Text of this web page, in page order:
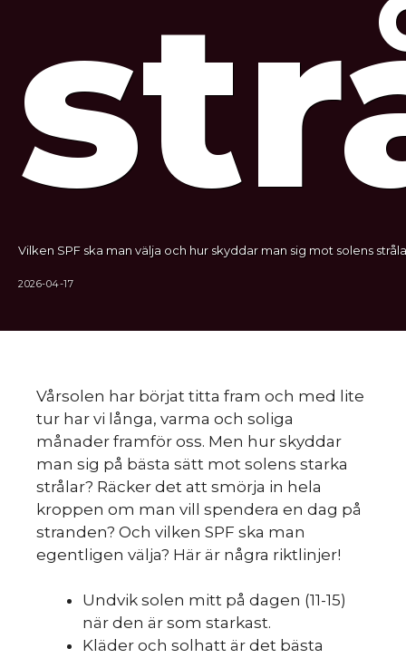
Vilken SPF ska man välja och hur skyddar man sig mot solens
2026-04-17
Vårsolen har börjat titta fram och med lite
tur har vi långa, varma och soliga
månader framför oss. Men hur skyddar
man sig på bästa sätt mot solens starka
strålar? Räcker det att smörja in hela
kroppen om man vill spendera en dag på
stranden? Och vilken SPF ska man
egentligen välja? Här är några riktlinjer!
Undvik solen mitt på dagen (11-15)
när den är som starkast.
Kläder och solhatt är det bästa